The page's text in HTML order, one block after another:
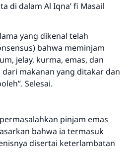
di dalam Al Iqna’ fi Masail
yang dikenal telah
bahwa meminjam
jelay, kurma, emas, dan
makanan yang ditakar dan
Selesai.
pinjam emas
bahwa ia termasuk
disertai keterlambatan